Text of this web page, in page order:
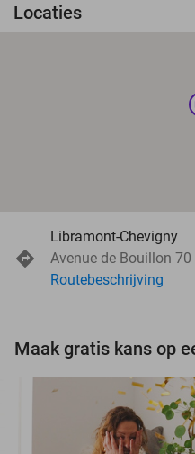
Locaties
Libramont-Chevigny
Avenue de Bouillon 70
Routebeschrijving